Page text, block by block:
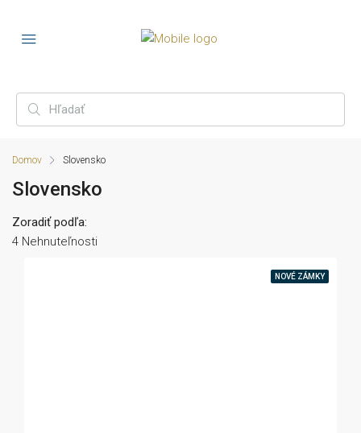
Domov Slovensko
Slovensko
4 Nehnuteľnosti
Zoradiť podľa:
NOVÉ ZÁMKY